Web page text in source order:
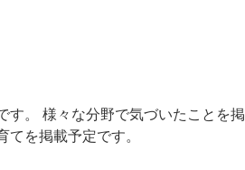
す。 様々な分野で気づいたことを掲
を掲載予定です。